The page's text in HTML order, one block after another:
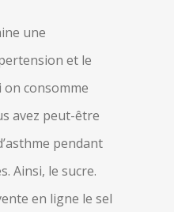
une
et le
consomme
avez peut-être
pendant
Ainsi, le sucre.
en ligne le sel